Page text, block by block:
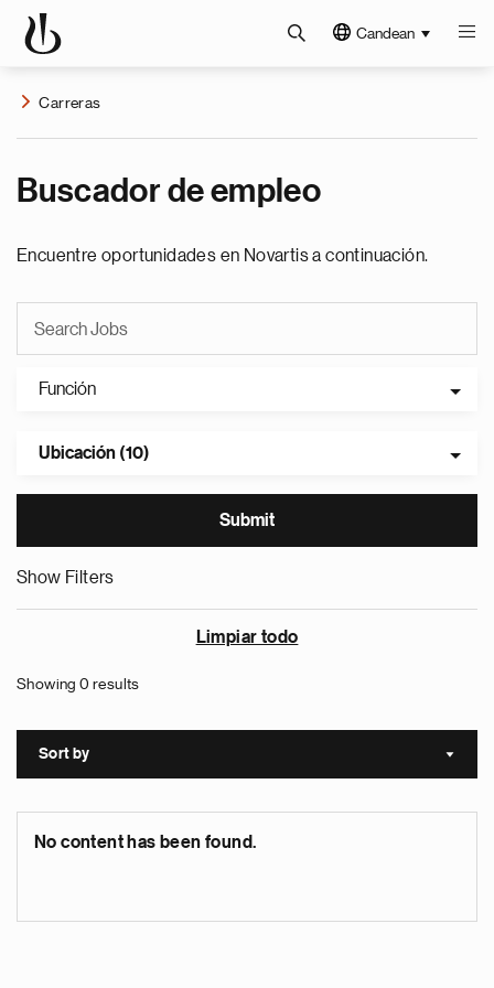
Candean
Carreras
Buscador de empleo
Encuentre oportunidades en Novartis a continuación.
Función
Ubicación (10)
Show Filters
Limpiar todo
Showing 0 results
Sort by Sort
No content has been found.